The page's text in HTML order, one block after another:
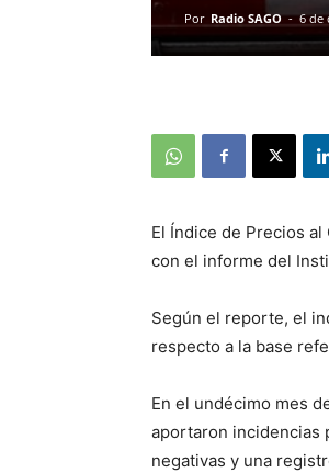
Por Radio SAGO - 6 de
El Índice de Precios
con el informe del
Según el reporte, el
respecto a la base
En el undécimo mes
aportaron incidencias
negativas y una